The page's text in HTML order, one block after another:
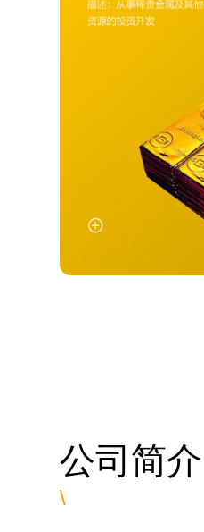
公司简介
\